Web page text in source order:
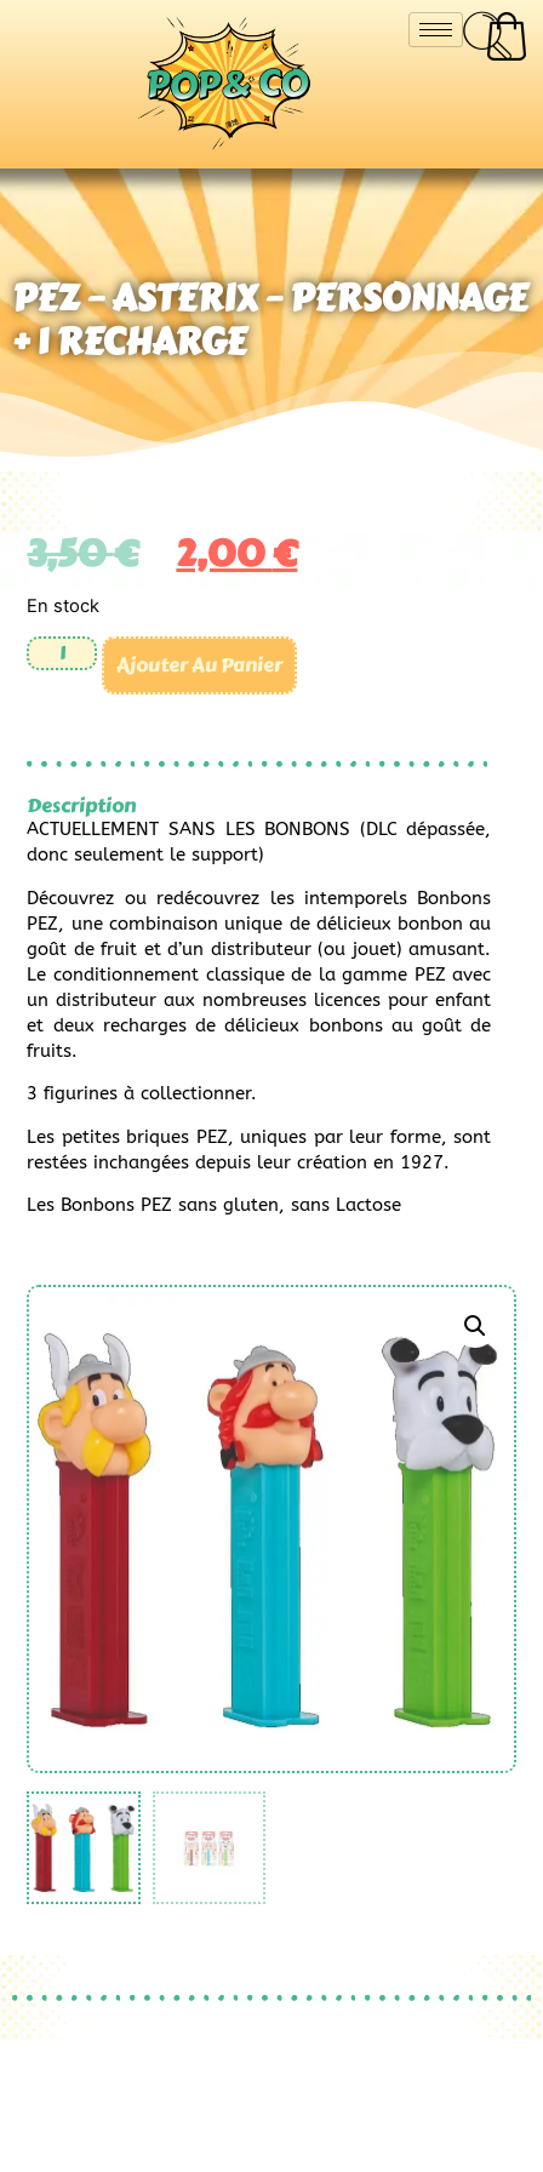
PEZ – ASTERIX – PERSONNAGE
+ 1 RECHARGE
3,50€ 2,00€
En stock
Ajouter Au Panier
Description
ACTUELLEMENT SANS LES BONBONS (DLC dépassée,
donc seulement le support)
Découvrez ou redécouvrez les intemporels Bonbons
PEZ, une combinaison unique de délicieux bonbon au
goût de fruit et d’un distributeur (ou jouet) amusant.
Le conditionnement classique de la gamme PEZ avec
un distributeur aux nombreuses licences pour enfant
et deux recharges de délicieux bonbons au goût de
fruits.
3 figurines à collectionner.
Les petites briques PEZ, uniques par leur forme, sont
restées inchangées depuis leur création en 1927.
Les Bonbons PEZ sans gluten, sans Lactose